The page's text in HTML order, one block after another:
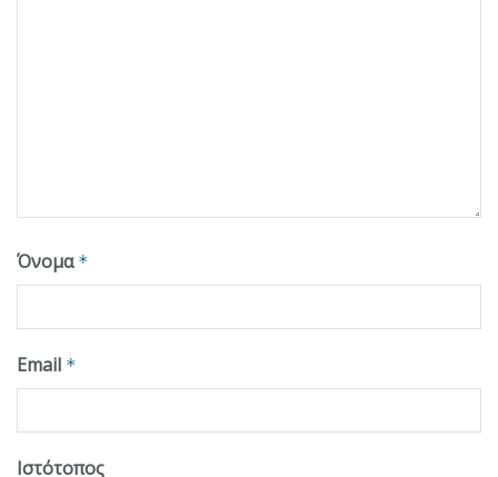
Όνομα *
Email *
Ιστότοπος